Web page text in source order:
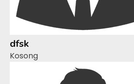
dfsk
Kosong